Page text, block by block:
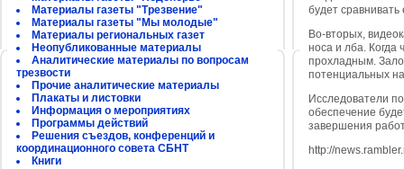
Материалы газеты "Трезвение"
Материалы газеты "Мы молодые"
Материалы региональных газет
Неопубликованные материалы
Аналитические материалы по вопросам
трезвости
Прочие аналитические материалы
Плакаты и листовки
Информация о мероприятиях
Программы действий
Решения съездов, конференций и
координационного совета СБНТ
Книги
будет
Во-вторых,
носа и лба. Когда
прохладным.
потенциальных
Исследователи
обеспечение
завершения
http://